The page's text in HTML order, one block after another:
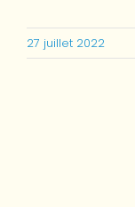
27 juillet 2022